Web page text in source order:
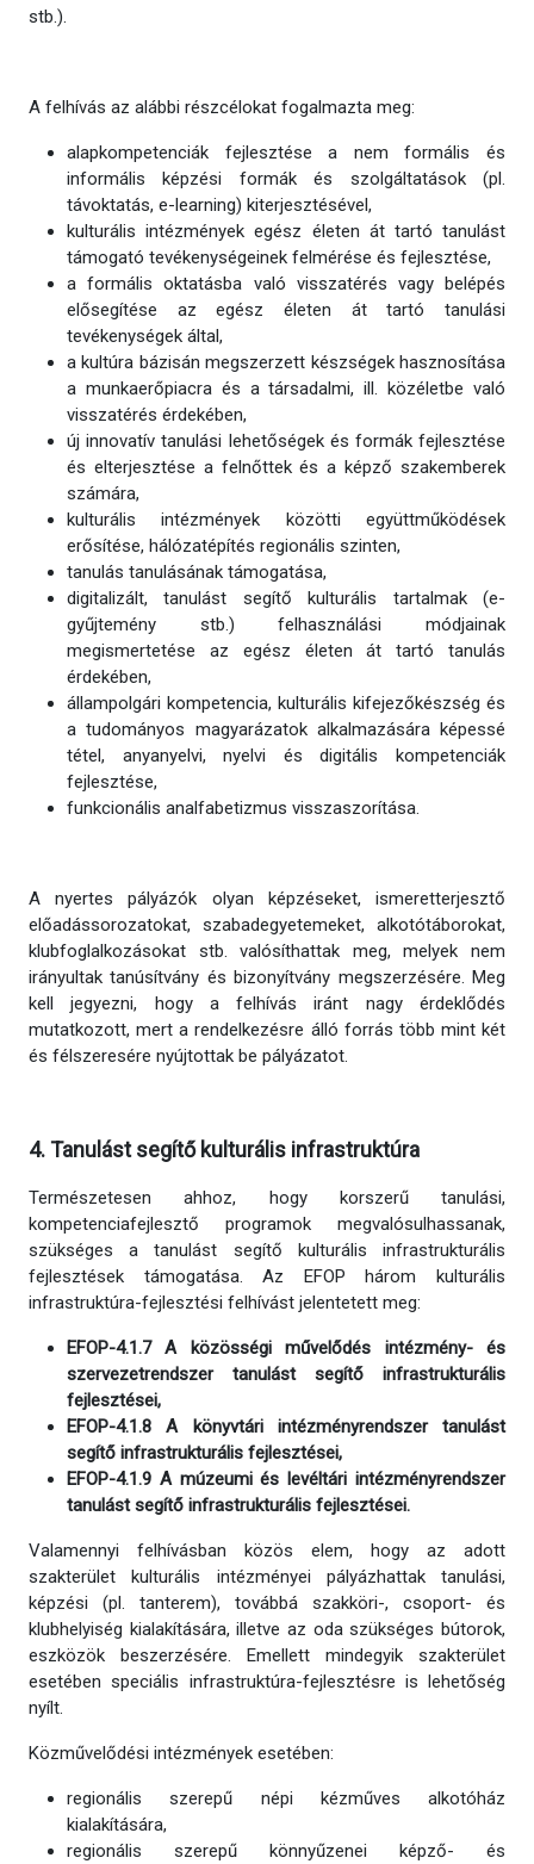
stb.).
A felhívás az alábbi részcélokat fogalmazta meg:
alapkompetenciák fejlesztése a nem formális és
informális képzési formák és szolgáltatások (pl.
távoktatás, e-learning) kiterjesztésével,
kulturális intézmények egész életen át tartó tanulást
támogató tevékenységeinek felmérése és fejlesztése,
a formális oktatásba való visszatérés vagy belépés
elősegítése az egész életen át tartó tanulási
tevékenységek által,
a kultúra bázisán megszerzett készségek hasznosítása
a munkaerőpiacra és a társadalmi, ill. közéletbe való
visszatérés érdekében,
új innovatív tanulási lehetőségek és formák fejlesztése
és elterjesztése a felnőttek és a képző szakemberek
számára,
kulturális intézmények közötti együttműködések
erősítése, hálózatépítés regionális szinten,
tanulás tanulásának támogatása,
digitalizált, tanulást segítő kulturális tartalmak (e-
gyűjtemény stb.) felhasználási módjainak
megismertetése az egész életen át tartó tanulás
érdekében,
állampolgári kompetencia, kulturális kifejezőkészség és
a tudományos magyarázatok alkalmazására képessé
tétel, anyanyelvi, nyelvi és digitális kompetenciák
fejlesztése,
funkcionális analfabetizmus visszaszorítása.
A nyertes pályázók olyan képzéseket, ismeretterjesztő
előadássorozatokat, szabadegyetemeket, alkotótáborokat,
klubfoglalkozásokat stb. valósíthattak meg, melyek nem
irányultak tanúsítvány és bizonyítvány megszerzésére. Meg
kell jegyezni, hogy a felhívás iránt nagy érdeklődés
mutatkozott, mert a rendelkezésre álló forrás több mint két
és félszeresére nyújtottak be pályázatot.
4. Tanulást segítő kulturális infrastruktúra
Természetesen ahhoz, hogy korszerű tanulási,
kompetenciafejlesztő programok megvalósulhassanak,
szükséges a tanulást segítő kulturális infrastrukturális
fejlesztések támogatása. Az EFOP három kulturális
infrastruktúra-fejlesztési felhívást jelentetett meg:
EFOP-4.1.7 A közösségi művelődés intézmény- és
szervezetrendszer tanulást segítő infrastrukturális
fejlesztései,
EFOP-4.1.8 A könyvtári intézményrendszer tanulást
segítő infrastrukturális fejlesztései,
EFOP-4.1.9 A múzeumi és levéltári intézményrendszer
tanulást segítő infrastrukturális fejlesztései.
Valamennyi felhívásban közös elem, hogy az adott
szakterület kulturális intézményei pályázhattak tanulási,
képzési (pl. tanterem), továbbá szakköri-, csoport- és
klubhelyiség kialakítására, illetve az oda szükséges bútorok,
eszközök beszerzésére. Emellett mindegyik szakterület
esetében speciális infrastruktúra-fejlesztésre is lehetőség
nyílt.
Közművelődési intézmények esetében:
regionális szerepű népi kézműves alkotóház
kialakítására,
regionális szerepű könnyűzenei képző- és